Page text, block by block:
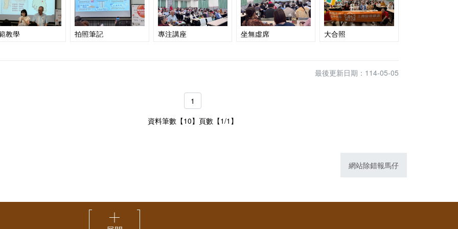
教學 拍照筆記 專注講座 坐無虛席 大合照
最後更新日期：114-05-05
1
資料筆數【10】頁數【1/1】
網站除錯報馬仔